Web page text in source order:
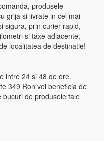
produsele
grija si livrate in cel mai
sigura, prin curier rapid,
si taxe adiacente,
localitatea de destinatie!
intre 24 si 48 de ore.
349 Ron vei beneficia de
de produsele tale